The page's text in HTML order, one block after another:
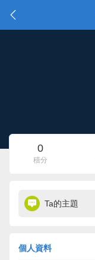
0
積分
Ta的主題
個人資料